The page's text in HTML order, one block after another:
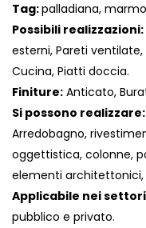
Tag:palladiana,
Possibili realizzazioni:
esterni, Pareti ventilate,
Cucina, Piatti doccia.
Finiture: Anticato,
Si possono realizzare:
Arredobagno,
oggettistica, colonne,
elementi architettonici,
Applicabile nei
pubblico e privato.